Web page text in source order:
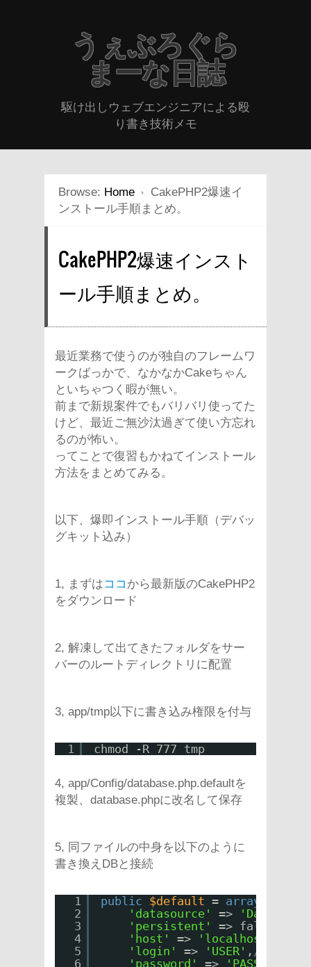
うぇぶろぐら
まーな日誌
駆け出しウェブエンジニアによる殴
り書き技術メモ
Browse: Home
CakePHP2爆速イ
ンストール手順まとめ。
CakePHP2爆速インスト
ール手順まとめ。
最近業務で使うのが独自のフレームワ
ークばっかで、なかなかCakeちゃん
といちゃつく暇が無い。
前まで新規案件でもバリバリ使ってた
けど、最近ご無沙汰過ぎて使い方忘れ
るのが怖い。
ってことで復習もかねてインストール
方法をまとめてみる。
以下、爆即インストール手順（デバッ
グキット込み）
1, まずはココ から最新版のCakePHP2
をダウンロード
2, 解凍して出てきたフォルダをサー
バーのルートディレクトリに配置
3, app/tmp以下に書き込み権限を付与
1 chmod -R 777 tmp
4, app/Config/database.php.defaultを
複製、database.phpに改名して保存
5, 同ファイルの中身を以下のように
書き換えDBと接続
1
2
3
4
5
6
public $default = array
'datasource'
=>
'persistent'
=> false,
'host'
=> 'localhost'
'login'
=> 'USER' , //ユーザ
'password'
=> 'PASSWORD'